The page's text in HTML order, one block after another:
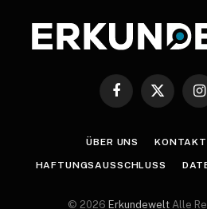
Facebook
X
ÜBER UNS
HAFTUNGSAUSSCHLUSS
© 2026 Erkundewelt Alle